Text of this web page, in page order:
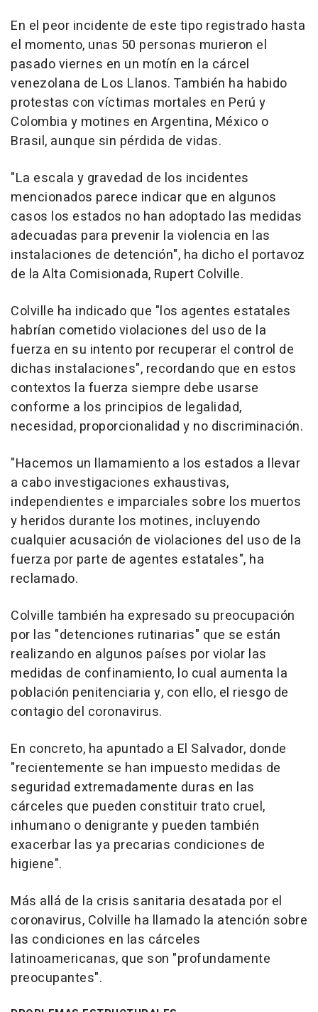
En el peor incidente de este tipo registrado hasta
el momento, unas 50 personas murieron el
pasado viernes en un motín en la cárcel
venezolana de Los Llanos. También ha habido
protestas con víctimas mortales en Perú y
Colombia y motines en Argentina, México o
Brasil, aunque sin pérdida de vidas.
"La escala y gravedad de los incidentes
mencionados parece indicar que en algunos
casos los estados no han adoptado las medidas
adecuadas para prevenir la violencia en las
instalaciones de detención", ha dicho el portavoz
de la Alta Comisionada, Rupert Colville.
Colville ha indicado que "los agentes estatales
habrían cometido violaciones del uso de la
fuerza en su intento por recuperar el control de
dichas instalaciones", recordando que en estos
contextos la fuerza siempre debe usarse
conforme a los principios de legalidad,
necesidad, proporcionalidad y no discriminación.
"Hacemos un llamamiento a los estados a llevar
a cabo investigaciones exhaustivas,
independientes e imparciales sobre los muertos
y heridos durante los motines, incluyendo
cualquier acusación de violaciones del uso de la
fuerza por parte de agentes estatales", ha
reclamado.
Colville también ha expresado su preocupación
por las "detenciones rutinarias" que se están
realizando en algunos países por violar las
medidas de confinamiento, lo cual aumenta la
población penitenciaria y, con ello, el riesgo de
contagio del coronavirus.
En concreto, ha apuntado a El Salvador, donde
"recientemente se han impuesto medidas de
seguridad extremadamente duras en las
cárceles que pueden constituir trato cruel,
inhumano o denigrante y pueden también
exacerbar las ya precarias condiciones de
higiene".
Más allá de la crisis sanitaria desatada por el
coronavirus, Colville ha llamado la atención sobre
las condiciones en las cárceles
latinoamericanas, que son "profundamente
preocupantes".